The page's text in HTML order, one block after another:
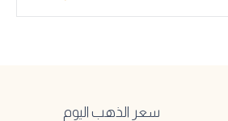
سعر الذهب اليوم